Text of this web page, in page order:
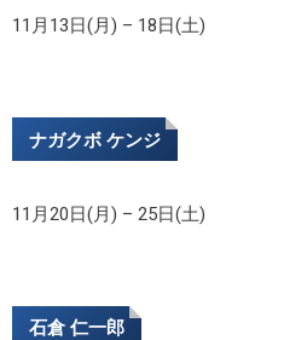
11月13日(月) – 18日(土)
ナガクボ ケンジ
11月20日(月) – 25日(土)
石倉 仁一郎